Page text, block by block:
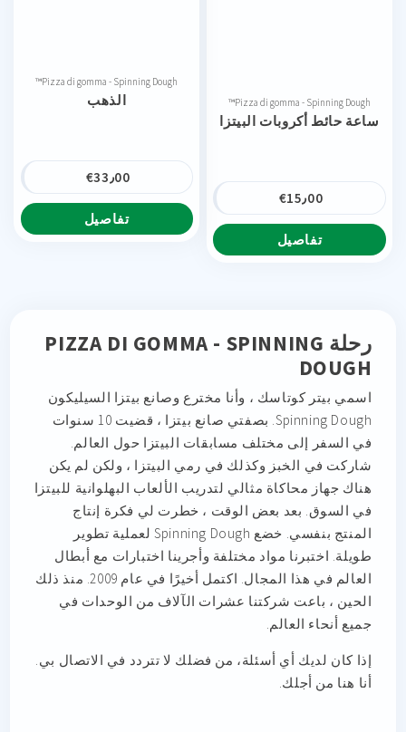
Pizza di gomma - Spinning Dough™
ساعة حائط أكروبات البيتزا
€ 15٫00
تفاصيل
Pizza di gomma - Spinning Dough™
الذهب
€ 33٫00
تفاصيل
رحلة PIZZA DI GOMMA - SPINNING
DOUGH
اسمي بيتر كوتاسك ، وأنا مخترع وصانع بيتزا السيليكون
Spinning Dough. بصفتي صانع بيتزا ، قضيت 10 سنوات
في السفر إلى مختلف مسابقات البيتزا حول العالم.
شاركت في الخبز وكذلك في رمي البيتزا ، ولكن لم يكن
هناك جهاز محاكاة مثالي لتدريب الألعاب البهلوانية للبيتزا
في السوق. بعد بعض الوقت ، خطرت لي فكرة إنتاج
المنتج بنفسي. خضع Spinning Dough لعملية تطوير
طويلة. اختبرنا مواد مختلفة وأجرينا اختبارات مع أبطال
العالم في هذا المجال. اكتمل أخيرًا في عام 2009. منذ ذلك
الحين ، باعت شركتنا عشرات الآلاف من الوحدات في
جميع أنحاء العالم.
إذا كان لديك أي أسئلة، من فضلك لا تتردد في الاتصال بي.
أنا هنا من أجلك.